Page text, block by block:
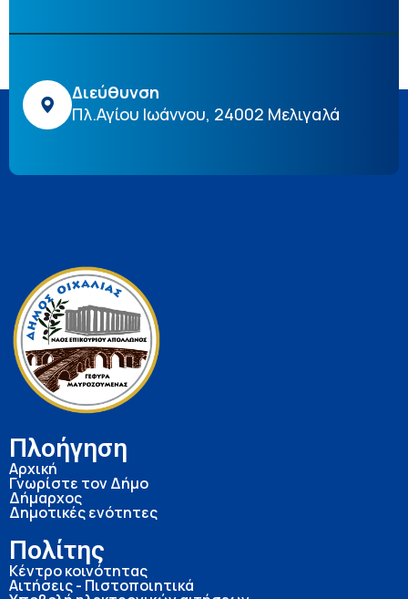
Διεύθυνση
Πλ.Αγίου Ιωάννου, 24002 Μελιγαλά
Πλοήγηση
Αρχική
Γνωρίστε τον Δήμο
Δήμαρχος
Δημοτικές ενότητες
Πολίτης
Κέντρο κοινότητας
Αιτήσεις - Πιστοποιητικά